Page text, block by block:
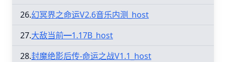
26.幻冥界之命运V2.6音乐内测_host
27.大敌当前━1.17B_host
28.封魔绝影后传-命运之战V1.1_host